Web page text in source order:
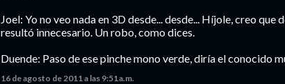
Joel: Yo no veo nada en 3D desde... desde... Híjole, creo que
resultó innecesario. Un robo, como dices.
Duende: Paso de ese pinche mono verde, diría el conocido
16 de agosto de 2011 a las 9:51 a.m.